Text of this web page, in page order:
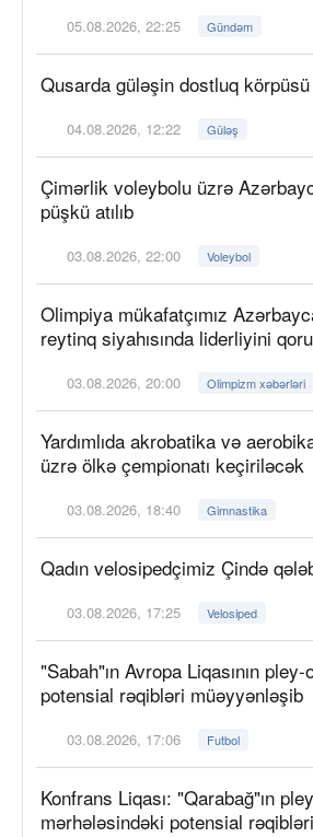
05.08.2026, 22:25 Gündəm
Qusarda güləşin dostluq körpüsü
04.08.2026, 12:22 Güləş
Çimərlik voleybolu üzrə
püşkü atılıb
03.08.2026, 22:00 Voleybol
Olimpiya mükafatçımız
reytinq siyahısında liderliyini
03.08.2026, 20:00 Olimpizm xəbərləri
Yardımlıda akrobatika və
üzrə ölkə çempionatı keçiriləcək
03.08.2026, 18:40 Gimnastika
Qadın velosipedçimiz Çində
03.08.2026, 17:25 Velosiped
"Sabah"ın Avropa Liqasının
potensial rəqibləri müəyyənləşib
03.08.2026, 17:06 Futbol
Konfrans Liqası: "Qarabağ"ın
mərhələsindəki potensial